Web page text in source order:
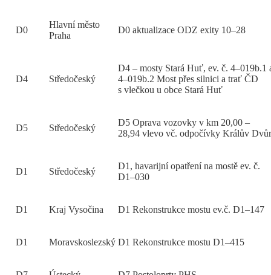
D0
Hlavní město
Praha
D0 aktualizace ODZ exity 10–28
D4 Středočeský
D4 – mosty Stará Huť, ev. č. 4–019b.1
4–019b.2 Most přes silnici a trať ČD
s vlečkou u obce Stará Huť
D5 Středočeský
D5 Oprava vozovky v km 20,00 –
28,94 vlevo vč. odpočívky Králův Dvůr
D1 Středočeský
D1, havarijní opatření na mostě ev. č.
D1–030
D1 Kraj Vysočina D1 Rekonstrukce mostu ev.č. D1–147
D1 Moravskoslezský D1 Rekonstrukce mostu D1–415